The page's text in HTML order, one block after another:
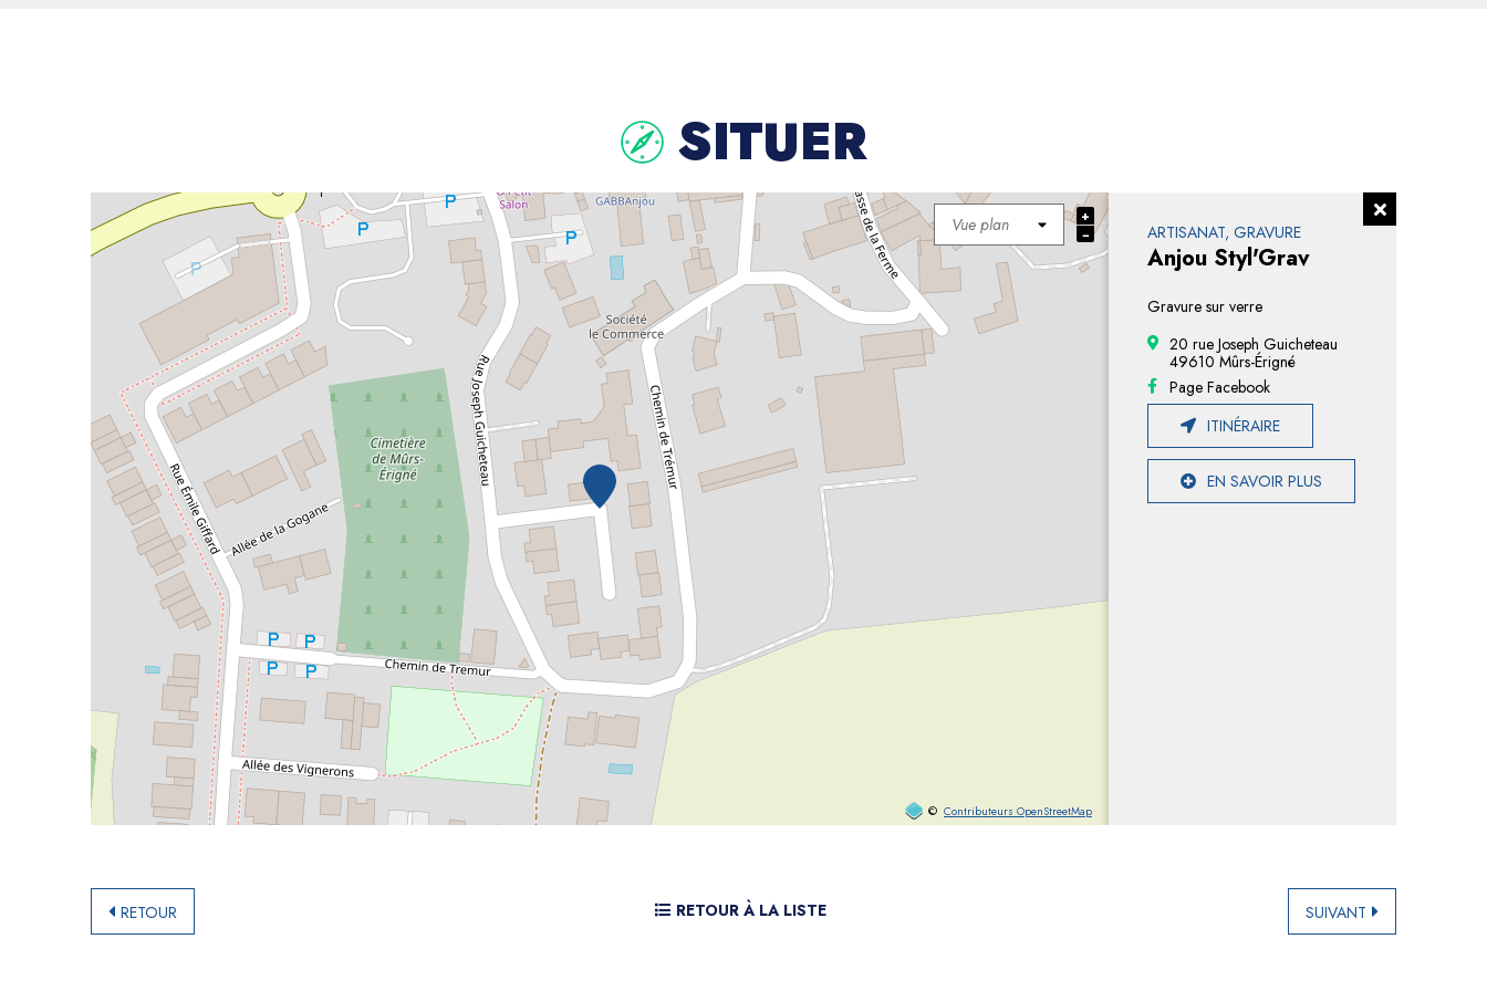
SITUER
© Contributeurs OpenStreetMap
+
−
ARTISANAT, GRAVURE
Anjou Styl'Grav
Gravure sur verre
20 rue Joseph Guicheteau
49610 Mûrs-Érigné
Page Facebook
ITINÉRAIRE
EN SAVOIR PLUS
RETOUR RETOUR À LA LISTE SUIVANT